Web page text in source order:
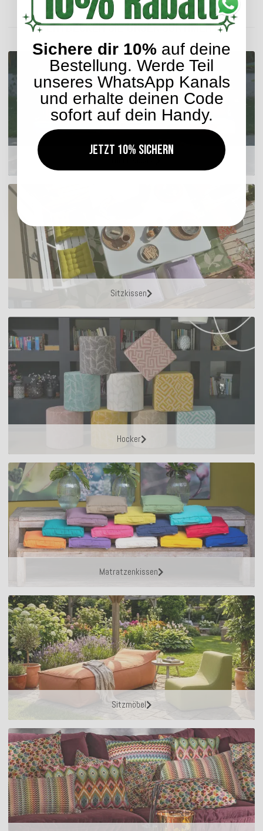
ENTDECKEN SIE UNSER SORTIMENT
Sitzkissen
Hocker
Matratzenkissen
Sitzmöbel
Sichere dir 10% auf deine
Bestellung. Werde Teil
unseres WhatsApp Kanals
und erhalte deinen Code
sofort auf dein Handy.
Jetzt 10% sichern